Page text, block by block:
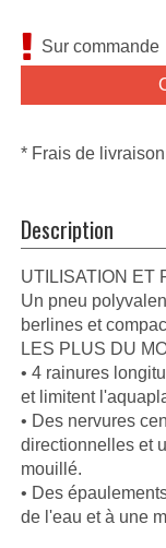
Sur commande
* Frais de
Description
UTILISATION ET
Un pneu
berlines et
LES PLUS DU
• 4 rainures
et limitent
• Des nervures
directionnelles et
mouillé.
• Des
de l'eau et à une